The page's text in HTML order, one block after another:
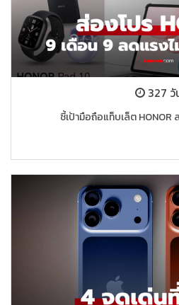
327 วั
ชี้เป้ามือถือแท็บเล็ต